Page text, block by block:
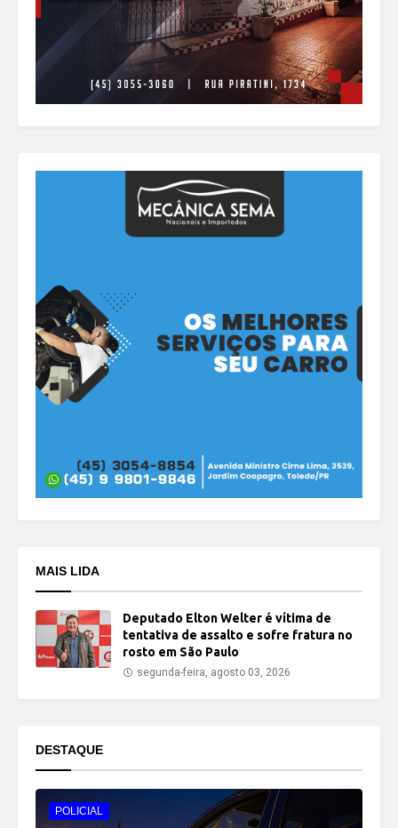
MAIS LIDA
Deputado Elton Welter é vítima de
tentativa de assalto e sofre fratura no
rosto em São Paulo
segunda-feira, agosto 03, 2026
DESTAQUE
POLICIAL